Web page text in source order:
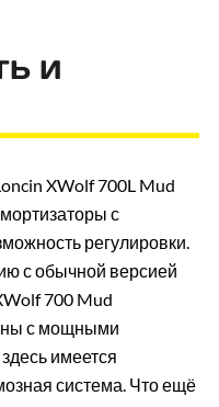
И
XWolf 700L Mud
с
регулировки.
с обычной версией
700 Mud
с мощными
имеется
система. Что ещё